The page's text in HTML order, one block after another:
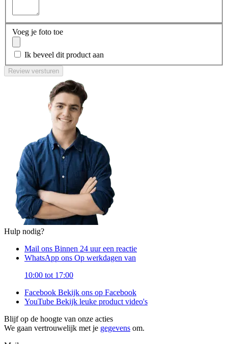
Voeg je foto toe
Ik beveel dit product aan
Review versturen
Hulp nodig?
Mail ons Binnen 24 uur een reactie
WhatsApp ons Op werkdagen van
10:00 tot 17:00
Facebook Bekijk ons op Facebook
YouTube Bekijk leuke product video's
Blijf op de hoogte van onze acties
We gaan vertrouwelijk met je gegevens om.